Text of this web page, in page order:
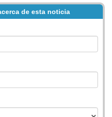
de esta noticia